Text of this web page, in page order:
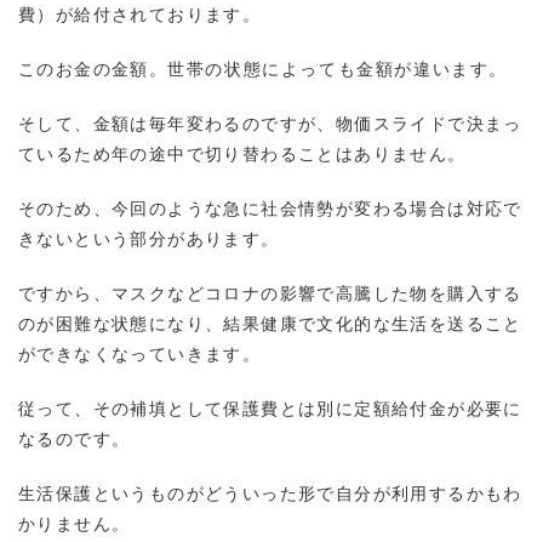
費）が給付されております。
このお金の金額。世帯の状態によっても金額が違います。
そして、金額は毎年変わるのですが、物価スライドで決まっ
ているため年の途中で切り替わることはありません。
そのため、今回のような急に社会情勢が変わる場合は対応で
きないという部分があります。
ですから、マスクなどコロナの影響で高騰した物を購入する
のが困難な状態になり、結果健康で文化的な生活を送ること
ができなくなっていきます。
従って、その補填として保護費とは別に定額給付金が必要に
なるのです。
生活保護というものがどういった形で自分が利用するかもわ
かりません。